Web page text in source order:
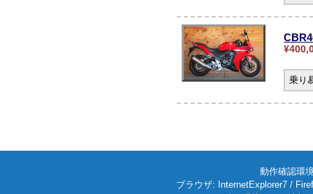
乗り
動作確認環
ブラウザ: InternetExplorer7 /